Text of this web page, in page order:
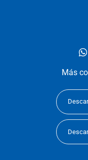
Más